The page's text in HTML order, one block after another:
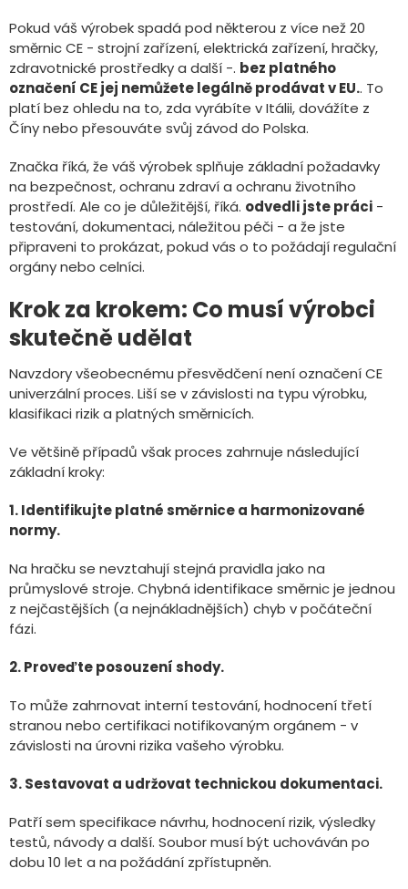
Pokud váš výrobek spadá pod některou z více než 20
směrnic CE - strojní zařízení, elektrická zařízení, hračky,
zdravotnické prostředky a další -. bez platného
označení CE jej nemůžete legálně prodávat v EU.. To
platí bez ohledu na to, zda vyrábíte v Itálii, dovážíte z
Číny nebo přesouváte svůj závod do Polska.
Značka říká, že váš výrobek splňuje základní požadavky
na bezpečnost, ochranu zdraví a ochranu životního
prostředí. Ale co je důležitější, říká. odvedli jste práci -
testování, dokumentaci, náležitou péči - a že jste
připraveni to prokázat, pokud vás o to požádají regulační
orgány nebo celníci.
Krok za krokem: Co musí výrobci
skutečně udělat
Navzdory všeobecnému přesvědčení není označení CE
univerzální proces. Liší se v závislosti na typu výrobku,
klasifikaci rizik a platných směrnicích.
Ve většině případů však proces zahrnuje následující
základní kroky:
1. Identifikujte platné směrnice a harmonizované
normy.
Na hračku se nevztahují stejná pravidla jako na
průmyslové stroje. Chybná identifikace směrnic je jednou
z nejčastějších (a nejnákladnějších) chyb v počáteční
fázi.
2. Proveďte posouzení shody.
To může zahrnovat interní testování, hodnocení třetí
stranou nebo certifikaci notifikovaným orgánem - v
závislosti na úrovni rizika vašeho výrobku.
3. Sestavovat a udržovat technickou dokumentaci.
Patří sem specifikace návrhu, hodnocení rizik, výsledky
testů, návody a další. Soubor musí být uchováván po
dobu 10 let a na požádání zpřístupněn.